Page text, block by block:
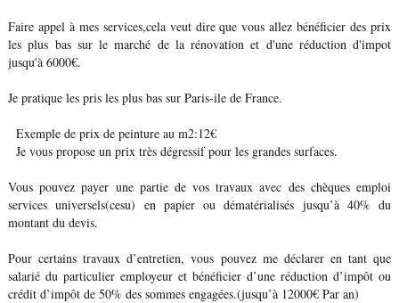
Faire appel à mes services,cela veut dire que vous allez bénéficier des prix
les plus bas sur le marché de la rénovation et d'une réduction d'impot
jusqu'à 6000€.
Je pratique les pris les plus bas sur Paris-ile de France.
Exemple de prix de peinture au m2:12€
Je vous propose un prix très dégressif pour les grandes surfaces.
Vous pouvez payer une partie de vos travaux avec des chèques emploi
services universels(cesu) en papier ou dématérialisés jusqu’à 40% du
montant du devis.
Pour certains travaux d’entretien, vous pouvez me déclarer en tant que
salarié du particulier employeur et bénéficier d’une réduction d’impôt ou
crédit d’impôt de 50% des sommes engagées.(jusqu’à 12000€ Par an)